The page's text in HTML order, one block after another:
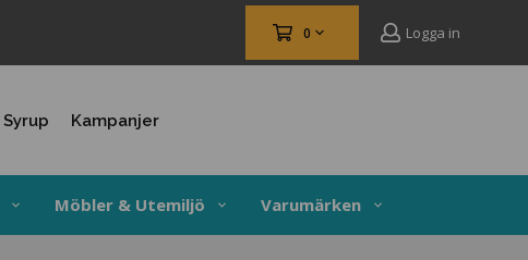
0 Logga in
Syrup Kampanjer
Möbler & Utemiljö Varumärken